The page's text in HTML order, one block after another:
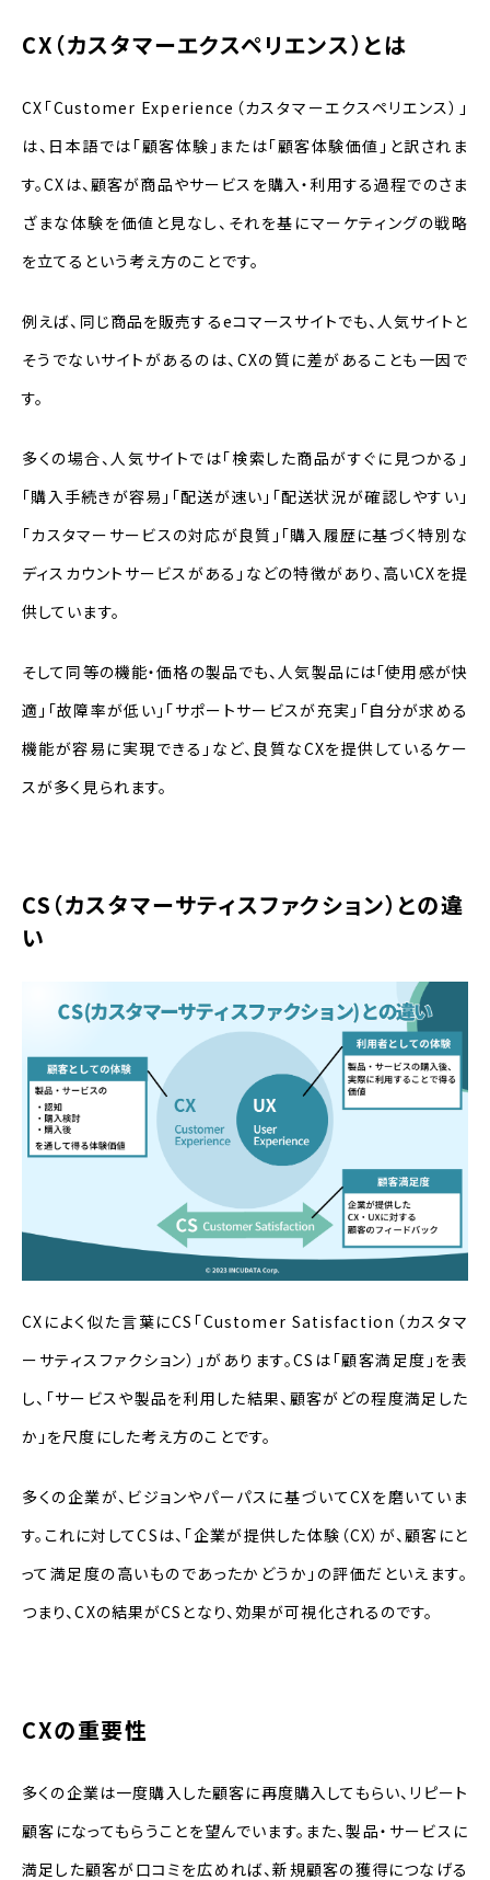
CX（カスタマーエクスペリエンス）とは
CX「Customer Experience（カスタマーエクスペリエンス）」
は、日本語では「顧客体験」または「顧客体験価値」と訳されま
す。CXは、顧客が商品やサービスを購入・利用する過程でのさま
ざまな体験を価値と見なし、それを基にマーケティングの戦略
を立てるという考え方のことです。
例えば、同じ商品を販売するeコマースサイトでも、人気サイトと
そうでないサイトがあるのは、CXの質に差があることも一因で
す。
多くの場合、人気サイトでは「検索した商品がすぐに見つかる」
「購入手続きが容易」「配送が速い」「配送状況が確認しやすい」
「カスタマーサービスの対応が良質」「購入履歴に基づく特別な
ディスカウントサービスがある」などの特徴があり、高いCXを提
供しています。
そして同等の機能・価格の製品でも、人気製品には「使用感が快
適」「故障率が低い」「サポートサービスが充実」「自分が求める
機能が容易に実現できる」など、良質なCXを提供しているケー
スが多く見られます。
CS（カスタマーサティスファクション）との違
い
CXによく似た言葉にCS「Customer Satisfaction（カスタマ
ーサティスファクション）」があります。CSは「顧客満足度」を表
し、「サービスや製品を利用した結果、顧客がどの程度満足した
か」を尺度にした考え方のことです。
多くの企業が、ビジョンやパーパスに基づいてCXを磨いていま
す。これに対してCSは、「企業が提供した体験（CX）が、顧客にと
って満足度の高いものであったかどうか」の評価だといえます。
つまり、CXの結果がCSとなり、効果が可視化されるのです。
CXの重要性
多くの企業は一度購入した顧客に再度購入してもらい、リピート
顧客になってもらうことを望んでいます。また、製品・サービスに
満足した顧客が口コミを広めれば、新規顧客の獲得につなげる